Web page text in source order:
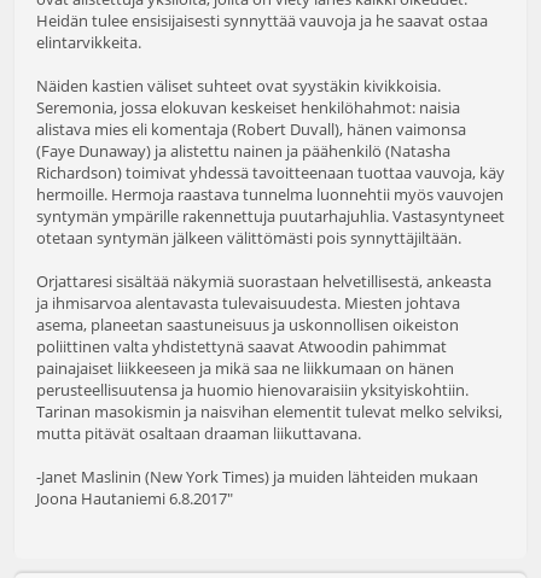
Heidän tulee ensisijaisesti synnyttää vauvoja ja he saavat ostaa
elintarvikkeita.
Näiden kastien väliset suhteet ovat syystäkin kivikkoisia.
Seremonia, jossa elokuvan keskeiset henkilöhahmot: naisia
alistava mies eli komentaja (Robert Duvall), hänen vaimonsa
(Faye Dunaway) ja alistettu nainen ja päähenkilö (Natasha
Richardson) toimivat yhdessä tavoitteenaan tuottaa vauvoja, käy
hermoille. Hermoja raastava tunnelma luonnehtii myös vauvojen
syntymän ympärille rakennettuja puutarhajuhlia. Vastasyntyneet
otetaan syntymän jälkeen välittömästi pois synnyttäjiltään.
Orjattaresi sisältää näkymiä suorastaan helvetillisestä, ankeasta
ja ihmisarvoa alentavasta tulevaisuudesta. Miesten johtava
asema, planeetan saastuneisuus ja uskonnollisen oikeiston
poliittinen valta yhdistettynä saavat Atwoodin pahimmat
painajaiset liikkeeseen ja mikä saa ne liikkumaan on hänen
perusteellisuutensa ja huomio hienovaraisiin yksityiskohtiin.
Tarinan masokismin ja naisvihan elementit tulevat melko selviksi,
mutta pitävät osaltaan draaman liikuttavana.
-Janet Maslinin (New York Times) ja muiden lähteiden mukaan
Joona Hautaniemi 6.8.2017"